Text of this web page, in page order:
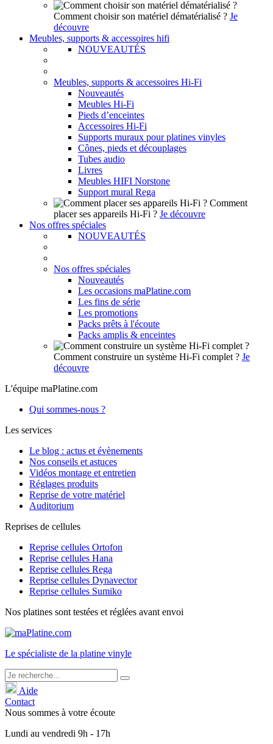
Comment choisir son matériel dématérialisé ? Je
découvre
Meubles, supports & accessoires hifi
NOUVEAUTÉS
Meubles, supports & accessoires Hi-Fi
Nouveautés
Meubles Hi-Fi
Pieds d’enceintes
Accessoires Hi-Fi
Supports muraux pour platines vinyles
Cônes, pieds et découplages
Tubes audio
Livres
Meubles HIFI Norstone
Support mural Rega
Comment
placer ses appareils Hi-Fi ? Je découvre
Nos offres spéciales
NOUVEAUTÉS
Nos offres spéciales
Nouveautés
Les occasions maPlatine.com
Les fins de série
Les promotions
Packs prêts à l'écoute
Packs amplis & enceintes
Comment construire un système Hi-Fi complet ? Je
découvre
L'équipe maPlatine.com
Qui sommes-nous ?
Les services
Le blog : actus et évènements
Nos conseils et astuces
Vidéos montage et entretien
Réglages produits
Reprise de votre matériel
Auditorium
Reprises de cellules
Reprise cellules Ortofon
Reprise cellules Hana
Reprise cellules Rega
Reprise cellules Dynavector
Reprise cellules Sumiko
Nos platines sont testées et réglées avant envoi
Le spécialiste de la platine vinyle
Aide
Contact
Nous sommes à votre écoute
Lundi au vendredi 9h - 17h